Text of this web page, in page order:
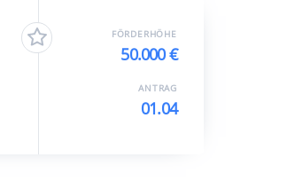
FÖRDERHÖHE
50.000 €
ANTRAG
01.04